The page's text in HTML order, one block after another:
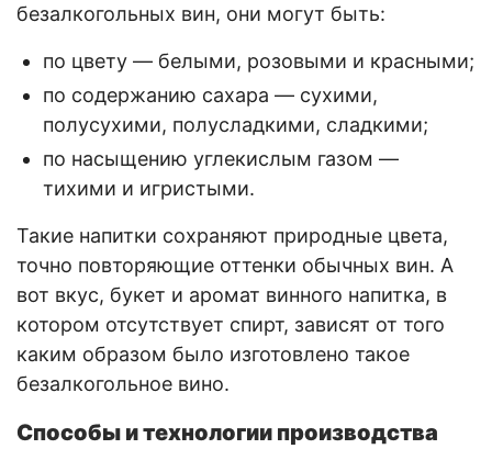
безалкогольных вин, они могут быть:
по цвету — белыми, розовыми и красными;
по содержанию сахара — сухими,
полусухими, полусладкими, сладкими;
по насыщению углекислым газом —
тихими и игристыми.
Такие напитки сохраняют природные цвета,
точно повторяющие оттенки обычных вин. А
вот вкус, букет и аромат винного напитка, в
котором отсутствует спирт, зависят от того
каким образом было изготовлено такое
безалкогольное вино.
Способы и технологии производства